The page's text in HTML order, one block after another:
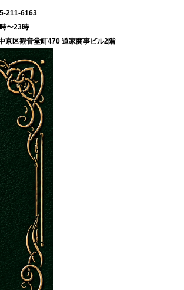
211-6163
〜23時
京区観音堂町470 道家商事ビル2階